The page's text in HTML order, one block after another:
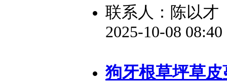
联系人：陈以才
2025-10-08
狗牙根草坪草